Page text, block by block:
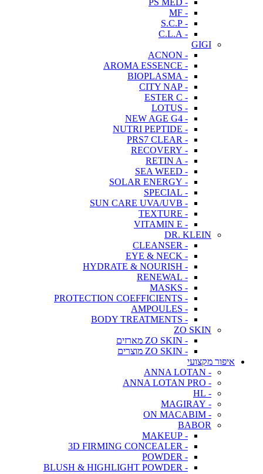
- PS MED
- MF
- S.C.P
- C.L.A
GIGI
- ACNON
- AROMA ESSENCE
- BIOPLASMA
- CITY NAP
- ESTER C
- LOTUS
- NEW AGE G4
- NUTRI PEPTIDE
- PRS7 CLEAR
- RECOVERY
- RETIN A
- SEA WEED
- SOLAR ENERGY
- SPECIAL
- SUN CARE UVA/UVB
- TEXTURE
- VITAMIN E
DR. KLEIN
- CLEANSER
- EYE & NECK
- HYDRATE & NOURISH
- RENEWAL
- MASKS
- PROTECTION COEFFICIENTS
- AMPOULES
- BODY TREATMENTS
ZO SKIN
- ZO SKIN מארזים
- ZO SKIN מוצרים
איפור מקצועי
- ANNA LOTAN
- ANNA LOTAN PRO
- HL
- MAGIRAY
- ON MACABIM
BABOR
- MAKEUP
- 3D FIRMING CONCEALER
- POWDER
- BLUSH & HIGHLIGHT POWDER